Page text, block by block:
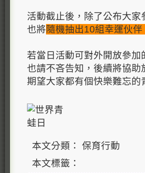
活動截止後，除了公布大家
也將隨機抽出10組幸運伙
若當日活動可對外開放參加
也請不吝告知，後續將協
期望大家都有個快樂難忘的
本文分類： 保育行動
本文標籤：